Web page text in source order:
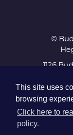
This site uses
browsing
Click here to
policy.
©
1126